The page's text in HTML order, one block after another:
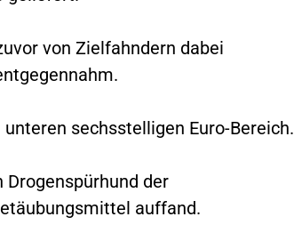
von Zielfahndern dabei
sechsstelligen Euro-Bereich.
Drogenspürhund der
auffand.